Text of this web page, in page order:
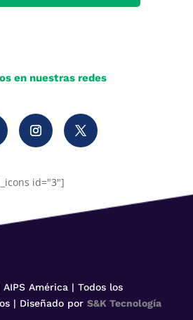
en nuestras redes
id="3"]
América | Todos los
| Diseñado por S&K Tecnología